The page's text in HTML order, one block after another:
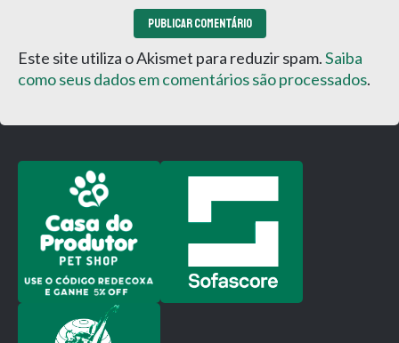
Este site utiliza o Akismet para reduzir spam.Saiba
como seus dados em comentários são processados.